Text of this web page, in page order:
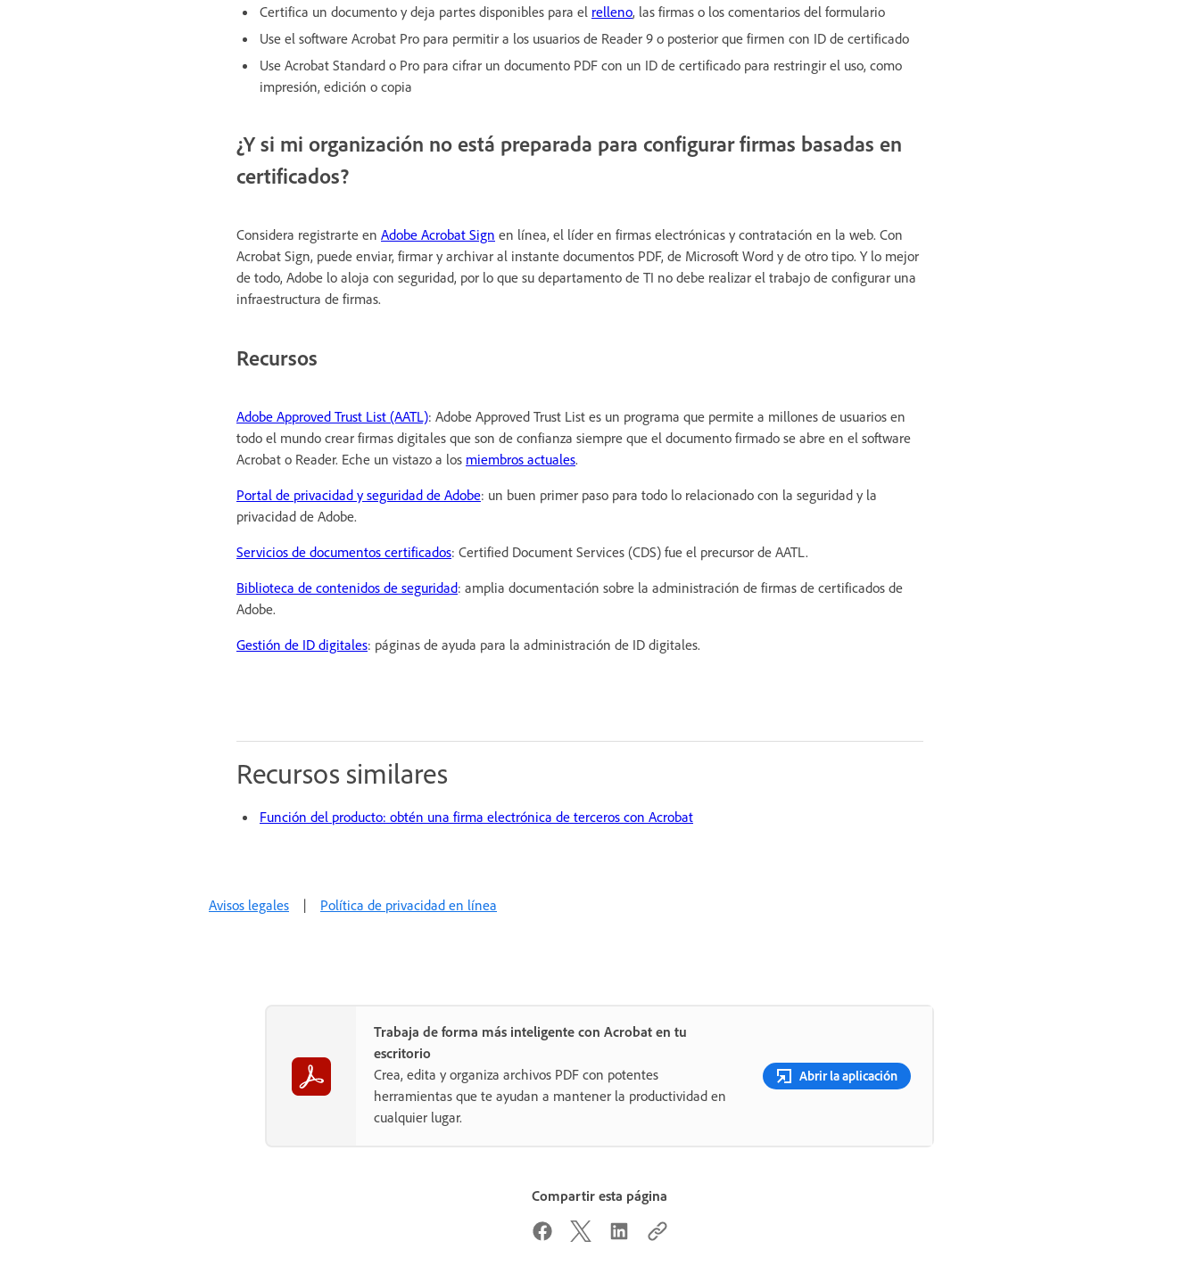
Certifica un documento y deja partes disponibles para el relleno, las firmas o los comentarios del formulario
Use el software Acrobat Pro para permitir a los usuarios de Reader 9 o posterior que firmen con ID de certificado
Use Acrobat Standard o Pro para cifrar un documento PDF con un ID de certificado para restringir el uso, como
impresión, edición o copia
¿Y si mi organización no está preparada para configurar firmas basadas en
certificados?
Considera registrarte en Adobe Acrobat Sign en línea, el líder en firmas electrónicas y contratación en la web. Con
Acrobat Sign, puede enviar, firmar y archivar al instante documentos PDF, de Microsoft Word y de otro tipo. Y lo mejor
de todo, Adobe lo aloja con seguridad, por lo que su departamento de TI no debe realizar el trabajo de configurar una
infraestructura de firmas.
Recursos
Adobe Approved Trust List (AATL): Adobe Approved Trust List es un programa que permite a millones de usuarios en
todo el mundo crear firmas digitales que son de confianza siempre que el documento firmado se abre en el software
Acrobat o Reader. Eche un vistazo a los miembros actuales.
Portal de privacidad y seguridad de Adobe: un buen primer paso para todo lo relacionado con la seguridad y la
privacidad de Adobe.
Servicios de documentos certificados: Certified Document Services (CDS) fue el precursor de AATL.
Biblioteca de contenidos de seguridad: amplia documentación sobre la administración de firmas de certificados de
Adobe.
Gestión de ID digitales: páginas de ayuda para la administración de ID digitales.
Recursos similares
Función del producto: obtén una firma electrónica de terceros con Acrobat
Avisos legales | Política de privacidad en línea
Trabaja de forma más inteligente con Acrobat en tu
escritorio
Crea, edita y organiza archivos PDF con potentes
herramientas que te ayudan a mantener la productividad en
cualquier lugar.
Abrir la aplicación
Compartir esta página